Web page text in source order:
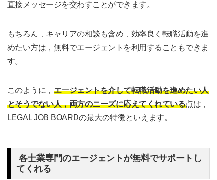
直接メッセージを交わすことができます。
もちろん，キャリアの相談も含め，効率良く転職活動を進
めたい方は，無料でエージェントを利用することもできま
す。
このように， エージェントを介して転職活動を進めたい人
とそうでない人，両方のニーズに応えてくれている点は，
LEGAL JOB BOARDの最大の特徴といえます。
各士業専門のエージェントが無料でサポートし
てくれる